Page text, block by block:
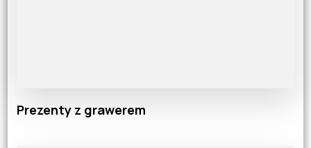
Prezenty z grawerem